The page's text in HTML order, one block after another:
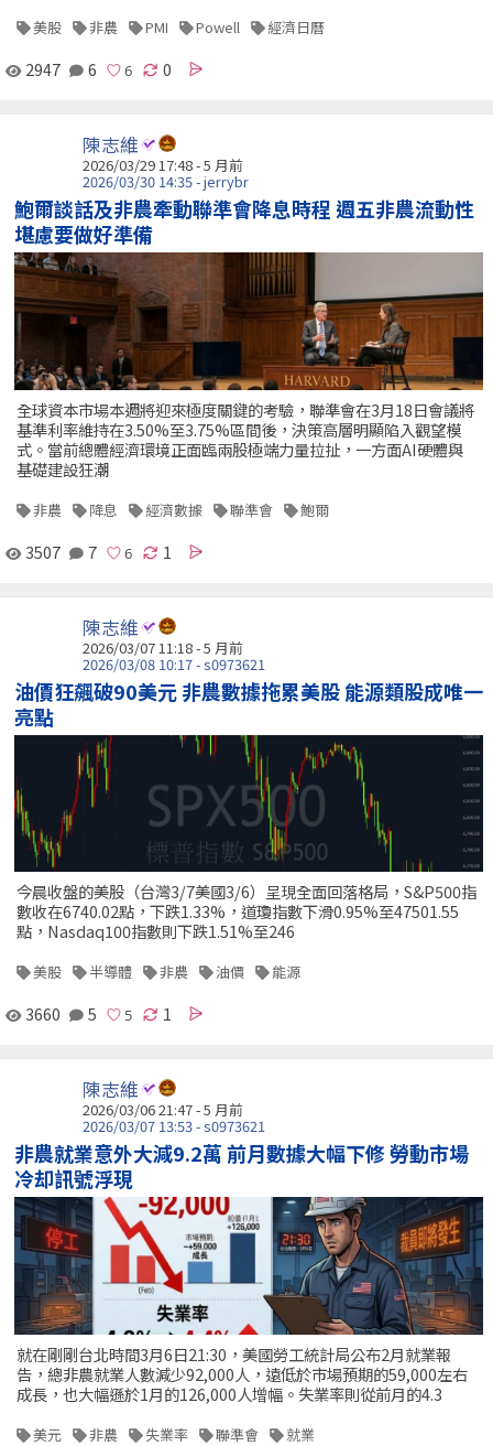
美股 非農 PMI Powell 經濟日曆
2947 6 0
陳志維
2026/03/29 17:48 - 5 月前
2026/03/30 14:35 - jerrybr
鮑爾談話及非農牽動聯準會降息時程 週五非農流動性
堪慮要做好準備
全球資本市場本週將迎來極度關鍵的考驗，聯準會在3月18日會議將
基準利率維持在3.50%至3.75%區間後，決策高層明顯陷入觀望模
式。當前總體經濟環境正面臨兩股極端力量拉扯，一方面AI硬體與
基礎建設狂潮
非農 降息 經濟數據 聯準會 鮑爾
3507 7 1
陳志維
2026/03/07 11:18 - 5 月前
2026/03/08 10:17 - s0973621
油價狂飆破90美元 非農數據拖累美股 能源類股成唯一
亮點
今晨收盤的美股（台灣3/7美國3/6）呈現全面回落格局，S&P500指
數收在6740.02點，下跌1.33%，道瓊指數下滑0.95%至47501.55
點，Nasdaq100指數則下跌1.51%至246
美股 半導體 非農 油價 能源
3660 5 1
陳志維
2026/03/06 21:47 - 5 月前
2026/03/07 13:53 - s0973621
非農就業意外大減9.2萬 前月數據大幅下修 勞動市場
冷却訊號浮現
就在剛剛台北時間3月6日21:30，美國勞工統計局公布2月就業報
告，總非農就業人數減少92,000人，遠低於市場預期的59,000左右
成長，也大幅遜於1月的126,000人增幅。失業率則從前月的4.3
美元 非農 失業率 聯準會 就業